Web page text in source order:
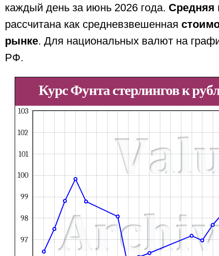
каждый день за июнь 2026 года. Средняя
рассчитана как средневзвешенная
рынке. Для национальных валют на
РФ.
Курс Фунта стерлингов к
97
98
99
100
101
102
103